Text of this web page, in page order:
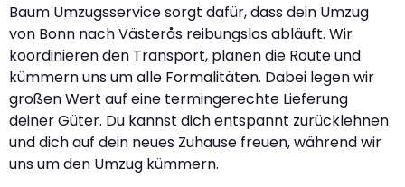
Baum Umzugsservice sorgt dafür, dass dein Umzug
von Bonn nach Västerås reibungslos abläuft. Wir
koordinieren den Transport, planen die Route und
kümmern uns um alle Formalitäten. Dabei legen wir
großen Wert auf eine termingerechte Lieferung
deiner Güter. Du kannst dich entspannt zurücklehnen
und dich auf dein neues Zuhause freuen, während wir
uns um den Umzug kümmern.